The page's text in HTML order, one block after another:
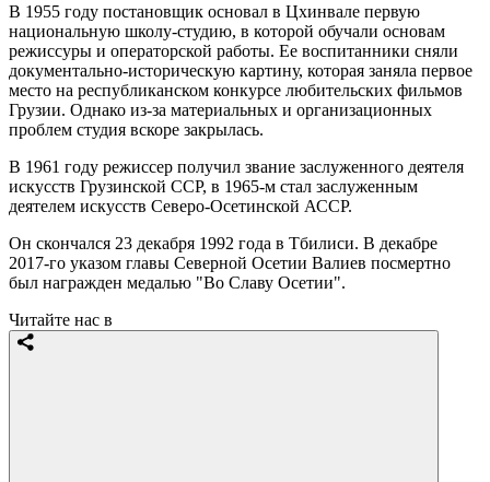
В 1955 году постановщик основал в Цхинвале первую
национальную школу-студию, в которой обучали основам
режиссуры и операторской работы. Ее воспитанники сняли
документально-историческую картину, которая заняла первое
место на республиканском конкурсе любительских фильмов
Грузии. Однако из-за материальных и организационных
проблем студия вскоре закрылась.
В 1961 году режиссер получил звание заслуженного деятеля
искусств Грузинской ССР, в 1965-м стал заслуженным
деятелем искусств Северо-Осетинской АССР.
Он скончался 23 декабря 1992 года в Тбилиси. В декабре
2017-го указом главы Северной Осетии Валиев посмертно
был награжден медалью "Во Славу Осетии".
Читайте нас в